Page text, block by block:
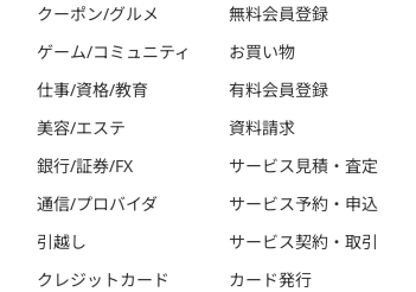
クーポン/グルメ
ゲーム/コミュニティ
仕事/資格/教育
美容/エステ
銀行/証券/FX
通信/プロバイダ
引越し
クレジットカード
無料会員登録
お買い物
有料会員登録
資料請求
サービス見積・査定
サービス予約・申込
サービス契約・取引
カード発行